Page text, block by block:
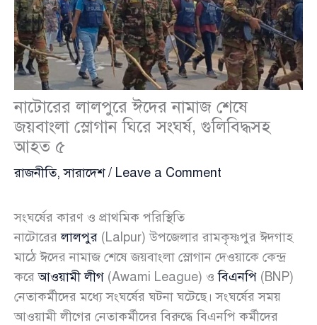
নাটোরের লালপুরে ঈদের নামাজ শেষে
জয়বাংলা স্লোগান ঘিরে সংঘর্ষ, গুলিবিদ্ধসহ
আহত ৫
রাজনীতি,সারাদেশ/ Leave a Comment
সংঘর্ষের কারণ ও প্রাথমিক পরিস্থিতি
নাটোরেরলালপুর (Lalpur) উপজেলার রামকৃষ্ণপুর ঈদগাহ
মাঠে ঈদের নামাজ শেষে জয়বাংলা স্লোগান দেওয়াকে কেন্দ্র
করেআওয়ামী লীগ (Awami League) ওবিএনপি (BNP)
নেতাকর্মীদের মধ্যে সংঘর্ষের ঘটনা ঘটেছে। সংঘর্ষের সময়
আওয়ামী লীগের নেতাকর্মীদের বিরুদ্ধে বিএনপি কর্মীদের